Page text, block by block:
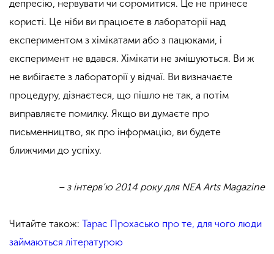
депресію, нервувати чи соромитися. Це не принесе
користі. Це ніби ви працюєте в лабораторії над
експериментом з хімікатами або з пацюками, і
експеримент не вдався. Хімікати не змішуються. Ви ж
не вибігаєте з лабораторії у відчаї. Ви визначаєте
процедуру, дізнаєтеся, що пішло не так, а потім
виправляєте помилку. Якщо ви думаєте про
письменництво, як про інформацію, ви будете
ближчими до успіху.
– з інтерв’ю 2014 року для NEA Arts Magazine
Читайте також: Тарас Прохасько про те, для чого люди
займаються літературою